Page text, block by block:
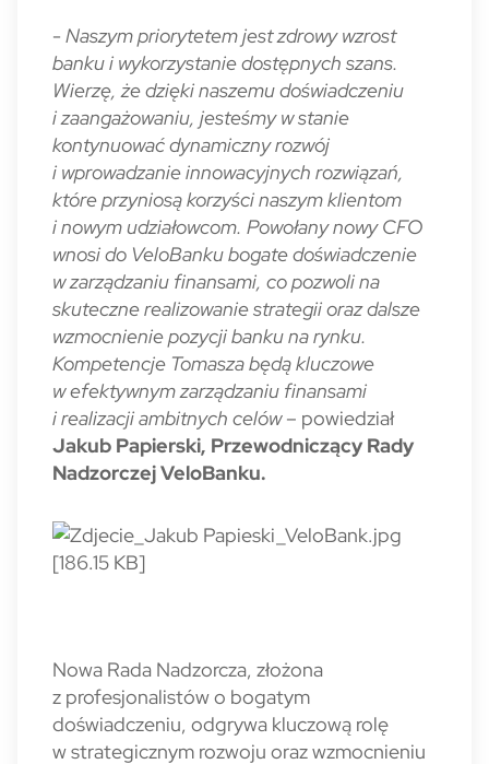
- Naszym priorytetem jest zdrowy wzrost
banku i wykorzystanie dostępnych szans.
Wierzę, że dzięki naszemu doświadczeniu
i zaangażowaniu, jesteśmy w stanie
kontynuować dynamiczny rozwój
i wprowadzanie innowacyjnych rozwiązań,
które przyniosą korzyści naszym klientom
i nowym udziałowcom. Powołany nowy CFO
wnosi do VeloBanku bogate doświadczenie
w zarządzaniu finansami, co pozwoli na
skuteczne realizowanie strategii oraz dalsze
wzmocnienie pozycji banku na rynku.
Kompetencje Tomasza będą kluczowe
w efektywnym zarządzaniu finansami
i realizacji ambitnych celów– powiedział
Jakub Papierski, Przewodniczący Rady
Nadzorczej VeloBanku.
Nowa Rada Nadzorcza, złożona
z profesjonalistów o bogatym
doświadczeniu, odgrywa kluczową rolę
w strategicznym rozwoju oraz wzmocnieniu